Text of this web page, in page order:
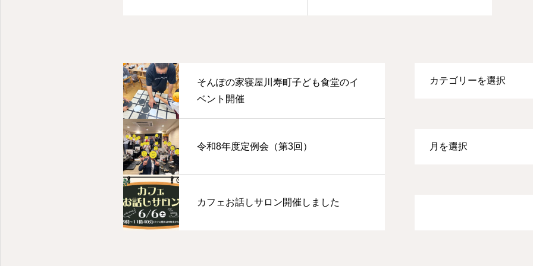
そんぽの家寝屋川寿町子ども食堂のイ
ベント開催
令和8年度定例会（第3回）
カフェお話しサロン開催しました